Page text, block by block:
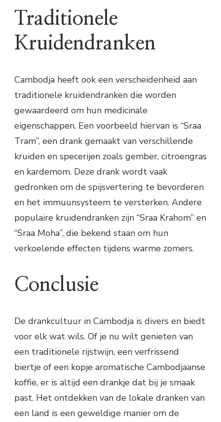
Traditionele
Kruidendranken
Cambodja heeft ook een verscheidenheid aan
traditionele kruidendranken die worden
gewaardeerd om hun medicinale
eigenschappen. Een voorbeeld hiervan is “Sraa
Tram”, een drank gemaakt van verschillende
kruiden en specerijen zoals gember, citroengras
en kardemom. Deze drank wordt vaak
gedronken om de spijsvertering te bevorderen
en het immuunsysteem te versterken. Andere
populaire kruidendranken zijn “Sraa Krahom” en
“Sraa Moha”, die bekend staan om hun
verkoelende effecten tijdens warme zomers.
Conclusie
De drankcultuur in Cambodja is divers en biedt
voor elk wat wils. Of je nu wilt genieten van
een traditionele rijstwijn, een verfrissend
biertje of een kopje aromatische Cambodjaanse
koffie, er is altijd een drankje dat bij je smaak
past. Het ontdekken van de lokale dranken van
een land is een geweldige manier om de